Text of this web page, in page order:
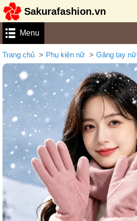
Sakurafashion.vn
Menu
Trang chủ Phụ kiện nữ Găng tay nữ